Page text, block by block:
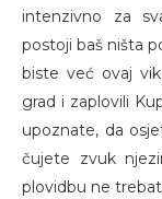
intenzivno za
postoji baš ništa
biste već ovaj
grad i zaplovili
upoznate, da
čujete zvuk
plovidbu ne